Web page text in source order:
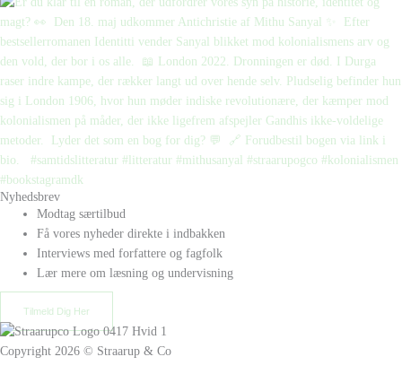
Nyhedsbrev
Modtag særtilbud
Få vores nyheder direkte i indbakken
Interviews med forfattere og fagfolk
Lær mere om læsning og undervisning
Tilmeld Dig Her
Copyright 2026 © Straarup & Co